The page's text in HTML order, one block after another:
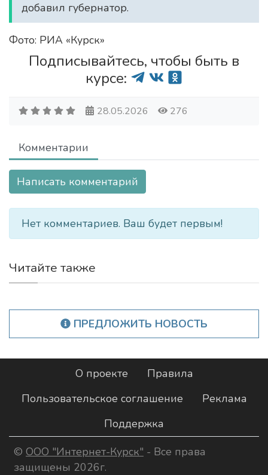
добавил губернатор.
Фото: РИА «Курск»
Подписывайтесь, чтобы быть в
курсе:
28.05.2026 276
Комментарии
Написать комментарий
Нет комментариев. Ваш будет первым!
Читайте также
ПРЕДЛОЖИТЬ НОВОСТЬ
О проекте
Правила
Пользовательское соглашение
Реклама
Поддержка
© ООО "Интернет-Курск" - Все права
защищены 2026г.